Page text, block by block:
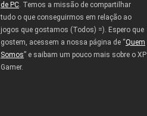
de PC. Temos a missão de compartilhar
tudo o que conseguirmos em relação ao
jogos que gostamos (Todos) =). Espero que
gostem, acessem a nossa página de “Quem
Somos” e saibam um pouco mais sobre o XP
Gamer.